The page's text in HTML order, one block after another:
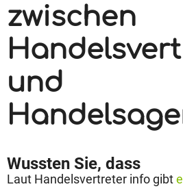
zwischen
und
Wussten Sie, dass
Laut Handelsvertreter info gibt